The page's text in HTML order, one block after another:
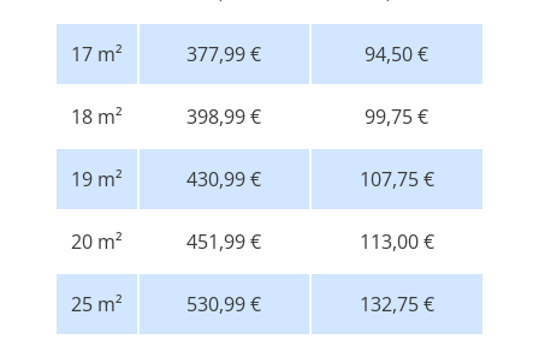
17 m² 377,99 € 94,50 €
18 m² 398,99 € 99,75 €
19 m² 430,99 € 107,75 €
20 m² 451,99 € 113,00 €
25 m² 530,99 € 132,75 €